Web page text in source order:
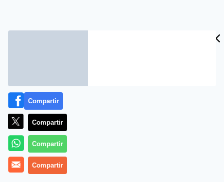
Compartir
Compartir
Compartir
Compartir